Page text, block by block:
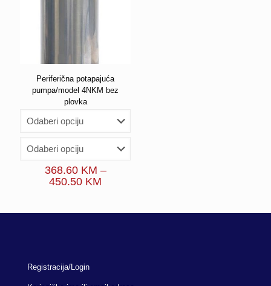
Periferična potapajuća
pumpa/model 4NKM bez
plovka
368.60 KM –
450.50 KM
through
Registracija/Login